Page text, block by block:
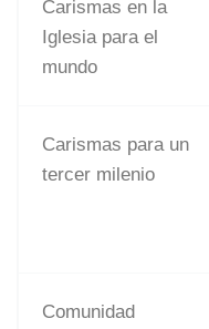
Carismas en la
Iglesia para el
mundo
Carismas para un
tercer milenio
Comunidad